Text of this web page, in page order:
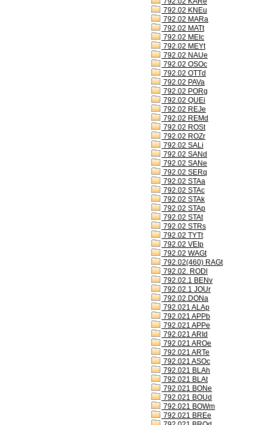
792.02 KNEu
792.02 MARa
792.02 MATt
792.02 MEIc
792.02 MEYt
792.02 NAUe
792.02 OSOc
792.02 OTTd
792.02 PAVa
792.02 PORg
792.02 QUEi
792.02 REJe
792.02 REMd
792.02 ROSt
792.02 ROZr
792.02 SALi
792.02 SANd
792.02 SANe
792.02 SERq
792.02 STAa
792.02 STAc
792.02 STAk
792.02 STAp
792.02 STAt
792.02 STRs
792.02 TYTt
792.02 VEIp
792.02 WAGt
792.02(460) RAGt
792.02. RODl
792.02.1 BENv
792.02.1 JOUr
792.02.DONa
792.021 ALAp
792.021 APPb
792.021 APPe
792.021 ARId
792.021 AROe
792.021 ARTe
792.021 ASOc
792.021 BLAh
792.021 BLAt
792.021 BONe
792.021 BOUd
792.021 BOWm
792.021 BREe